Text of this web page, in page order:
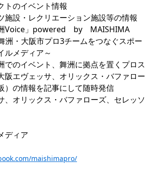
フットサルパーク セレッソフットサルパーク長居
ーク舞洲
YANMAR HANASAKA STADIUM
ー
子供のサッカースクール
ル
その他スポーツクラブ
トのイベント情報
施設・レクリエーション施設等の情報
Voice」powered　by　MAISHIMA
洲・大阪市プロ3チームをつなぐスポー
ルメディア～
でのイベント、舞洲に拠点を置くプロス
阪エヴェッサ、オリックス・バファロー
）の情報を記事にして随時発信
、オリックス・バファローズ、セレッソ
ディア
maishimapro/